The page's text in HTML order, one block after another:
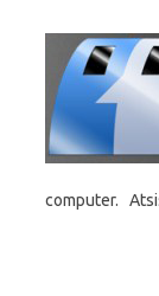
computer.